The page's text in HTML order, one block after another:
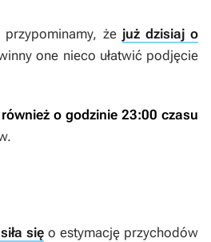
przypominamy, że już dzisiaj o
one nieco ułatwić podjęcie
o godzinie 23:00 czasu
się o estymację przychodów